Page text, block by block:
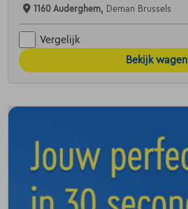
1160 Auderghem, Deman Brussels
Vergelijk
Bekijk wagen